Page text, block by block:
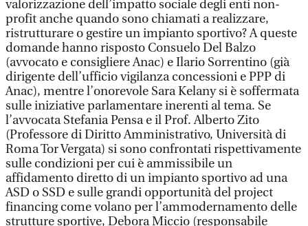
valorizzazione dell’impatto sociale degli enti non-
profit anche quando sono chiamati a realizzare,
ristrutturare o gestire un impianto sportivo? A queste
domande hanno risposto Consuelo Del Balzo
(avvocato e consigliere Anac) e Ilario Sorrentino (già
dirigente dell’ufficio vigilanza concessioni e PPP di
Anac), mentre l’onorevole Sara Kelany si è soffermata
sulle iniziative parlamentare inerenti al tema. Se
l’avvocata Stefania Pensa e il Prof. Alberto Zito
(Professore di Diritto Amministrativo, Università di
Roma Tor Vergata) si sono confrontati rispettivamente
sulle condizioni per cui è ammissibile un
affidamento diretto di un impianto sportivo ad una
ASD o SSD e sulle grandi opportunità del project
financing come volano per l’ammodernamento delle
strutture sportive, Debora Miccio (responsabile